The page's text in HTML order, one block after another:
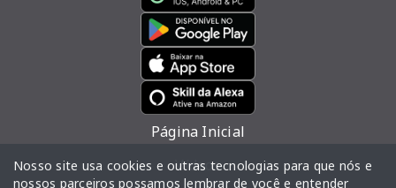
Página Inicial
Vídeos
Nosso site usa cookies e outras tecnologias para que nós e
nossos parceiros possamos lembrar de você e entender